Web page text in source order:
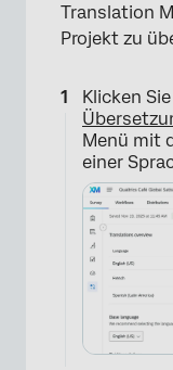
Translation
Projekt zu
Klicken
Menü mit
einer